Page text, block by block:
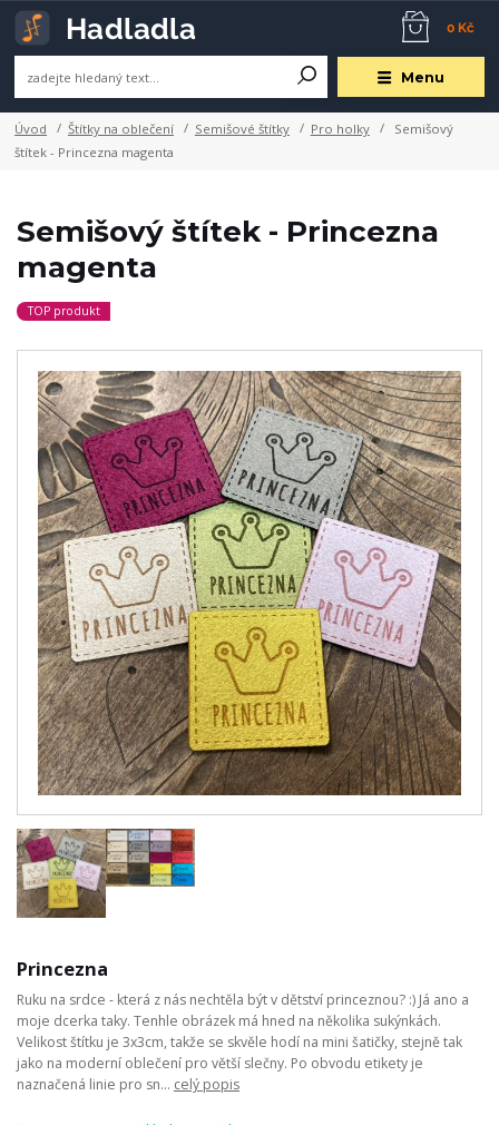
Menu
0 Kč
Úvod Štítky na oblečení Semišové štítky Pro holky
Semišový
štítek - Princezna magenta
Semišový štítek - Princezna
magenta
TOP produkt
Princezna
Ruku na srdce - která z nás nechtěla být v dětství princeznou? :) Já ano a
moje dcerka taky. Tenhle obrázek má hned na několika sukýnkách.
Velikost štítku je 3x3cm, takže se skvěle hodí na mini šatičky, stejně tak
jako na moderní oblečení pro větší slečny. Po obvodu etikety je
naznačená linie pro sn... celý popis